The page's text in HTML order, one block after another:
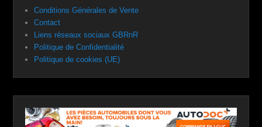
Conditions Générales de Vente
Contact
Liens réseaux sociaux GBRnR
Politique de Confidentialité
Politique de cookies (UE)